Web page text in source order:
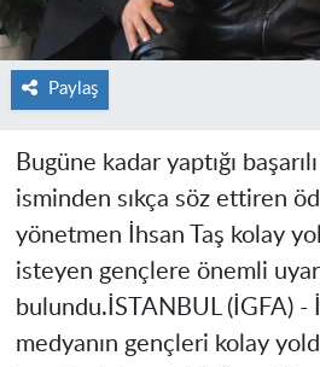
Paylaş
Bugüne kadar yaptığı
isminden sıkça söz ettiren
yönetmen İhsan Taş kolay
isteyen gençlere önemli
bulundu.İSTANBUL (İGFA) -
medyanın gençleri kolay